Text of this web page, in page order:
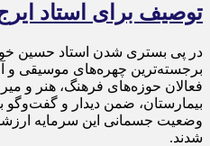
توصیف برای استاد
در پی بستری شدن استاد حسین
برجسته‌ترین چهره‌های موسیقی و
فعالان حوزه‌های فرهنگ، هنر و
بیمارستان، ضمن دیدار و گفت‌وگو
وضعیت جسمانی این سرمایه
شدند.